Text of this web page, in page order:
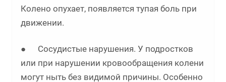
Колено опухает, появляется тупая боль при
движении.
● Сосудистые нарушения. У подростков
или при нарушении кровообращения колени
могут ныть без видимой причины. Особенно